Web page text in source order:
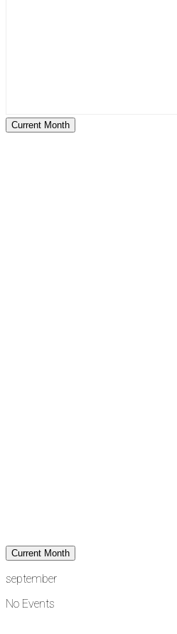
Current Month
Current Month
september
No Events